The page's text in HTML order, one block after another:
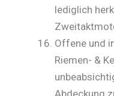
lediglich
Offene und
Riemen- &
Abdeckung